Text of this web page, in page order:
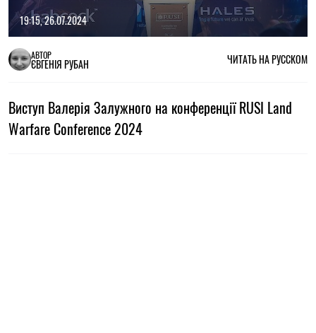
19:15, 26.07.2024
АВТОР
ЄВГЕНІЯ РУБАН ЧИТАТЬ НА РУССКОМ
Виступ Валерія Залужного на конференції RUSI Land
Warfare Conference 2024